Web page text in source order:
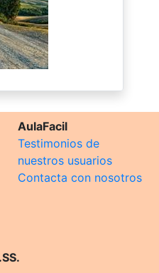
AulaFacil
Testimonios de
nuestros usuarios
Contacta con nosotros